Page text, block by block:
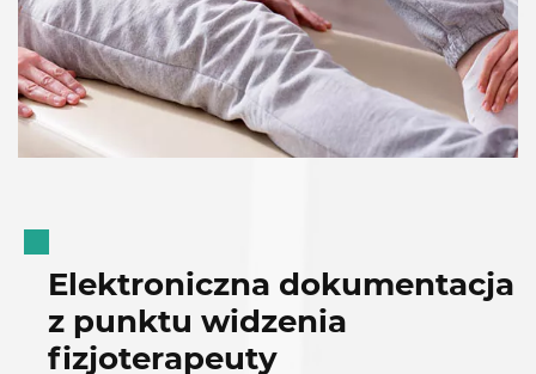
Elektroniczna dokumentacja
z punktu widzenia
fizjoterapeuty